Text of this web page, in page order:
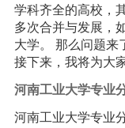
学科齐全的高校，
多次合并与发展，
大学。 那么问题来
接下来，我将为大
河南工业大学专业
河南工业大学专业